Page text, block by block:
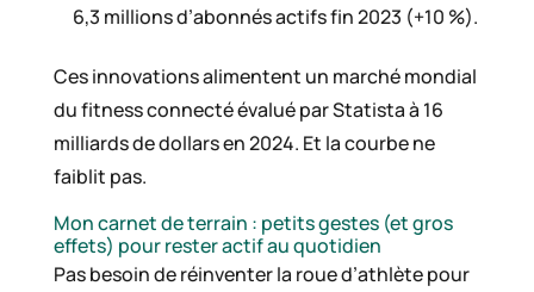
6,3 millions d’abonnés actifs fin 2023 (+10 %).
Ces innovations alimentent un marché mondial
du fitness connecté évalué par Statista à 16
milliards de dollars en 2024. Et la courbe ne
faiblit pas.
Mon carnet de terrain : petits gestes (et gros
effets) pour rester actif au quotidien
Pas besoin de réinventer la roue d’athlète pour